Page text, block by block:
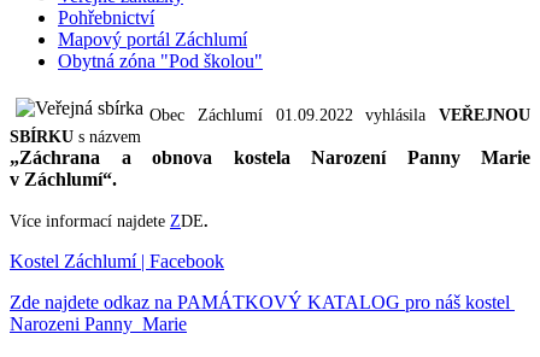
Pohřebnictví
Mapový portál Záchlumí
Obytná zóna "Pod školou"
Obec Záchlumí 01.09.2022 vyhlásila VEŘEJNOU
SBÍRKU s názvem
„Záchrana a obnova kostela Narození Panny Marie
v Záchlumí“.
Více informací najdete ZDE.
Kostel Záchlumí | Facebook
Zde najdete odkaz na PAMÁTKOVÝ KATALOG pro náš kostel
Narozeni Panny Marie